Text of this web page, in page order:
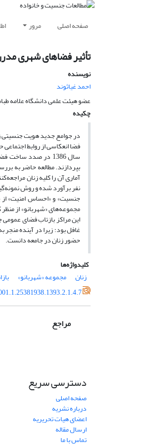
صفحه اصلی مرور
تأثیر فضاهای شهری
نویسنده
احمد غیاثوند
عضو هیئت علمی دانشگاه علامه
چکیده
در جوامع جدید هویت‌ جنسیتی
فضا انعکاسی از روابط
سال 1386 در صدد
بپردازند. مطالعه حاضر به
نفر برآورد شده و روش
جنسیت» و «احساس امنیت»
مجموعه‌های «شهربانو» از
این مراکز بازتاب فضای
غافل بود؛ زیرا در آینده
حضور زنان در جامعه دانست.
کلیدواژه‌ها
زنان
مجموعه «شهربانو»
مراجع
دسترسی سریع
صفحه اصلی
درباره نشریه
اعضای هیات تحریریه
ارسال مقاله
تماس با ما